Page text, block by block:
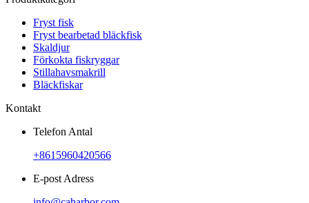
Fryst fisk
Fryst bearbetad bläckfisk
Skaldjur
Förkokta fiskryggar
Stillahavsmakrill
Bläckfiskar
Kontakt
Telefon Antal
+8615960420566
E-post Adress